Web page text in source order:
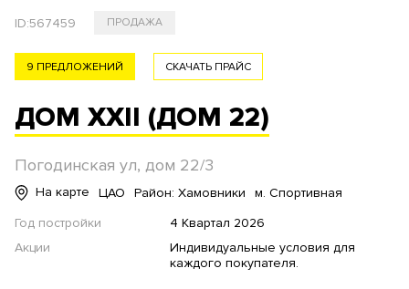
ID:567459 ПРОДАЖА
СКАЧАТЬ ПРАЙС
9 ПРЕДЛОЖЕНИЙ
ДОМ XXII (ДОМ 22)
Погодинская ул, дом 22/3
На карте ЦАО Район: Хамовники
м. Спортивная
Год постройки
4 Квартал 2026
Акции
Индивидуальные условия для
каждого покупателя.